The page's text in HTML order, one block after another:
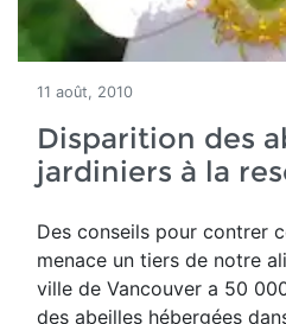
11 août, 2010
Disparition des
jardiniers à la
Des conseils pour contrer
menace un tiers de notre
ville de Vancouver a 50
des abeilles hébergées